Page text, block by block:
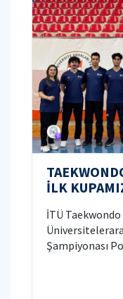
İLK
İTÜ Taekwondo
Şampiyonası